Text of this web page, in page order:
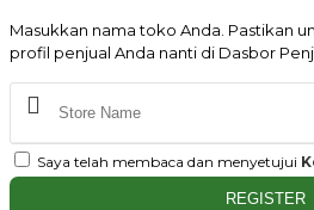
Masukkan nama toko Anda. Pastikan
profil penjual Anda nanti di Dasbor
Saya telah membaca dan menyetujui
REGISTER